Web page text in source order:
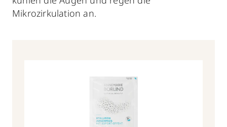
Mikrozirkulation an.